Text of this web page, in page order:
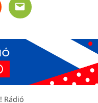
Email
Rádió